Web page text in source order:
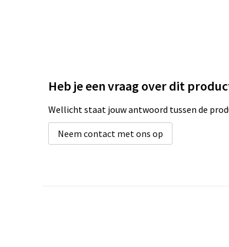
Heb je een vraag over dit
Wellicht staat jouw antwoord tussen de
Neem contact met ons op